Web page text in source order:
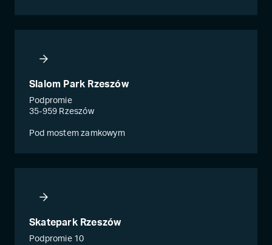
Slalom Park Rzeszów
Podpromie
35-959 Rzeszów
Pod mostem zamkowym
Skatepark Rzeszów
Podpromie 10